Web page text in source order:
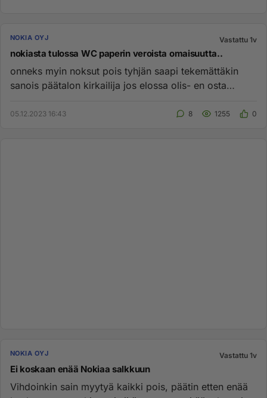
NOKIA OYJ Vastattu 1v
nokiasta tulossa WC paperin veroista omaisuutta..
onneks myin noksut pois tyhjän saapi tekemättäkin
sanois päätalon kirkailija jos elossa olis- en osta
05.12.2023 16:43 8 1255 0
NOKIA OYJ Vastattu 1v
Ei koskaan enää Nokiaa salkkuun
Vihdoinkin sain myytyä kaikki pois, päätin etten enää